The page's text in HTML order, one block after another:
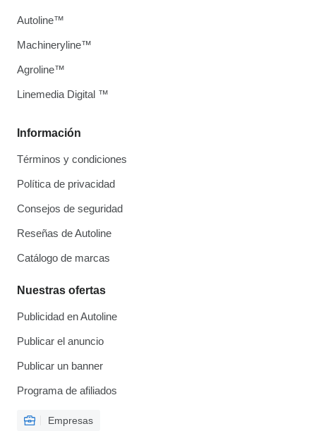
Información
Términos y condiciones
Política de privacidad
Consejos de seguridad
Reseñas de Autoline
Catálogo de marcas
Nuestras ofertas
Publicidad en Autoline
Publicar el anuncio
Publicar un banner
Programa de afiliados
Empresas
Autoline™
Machineryline™
Agroline™
Linemedia Digital ™